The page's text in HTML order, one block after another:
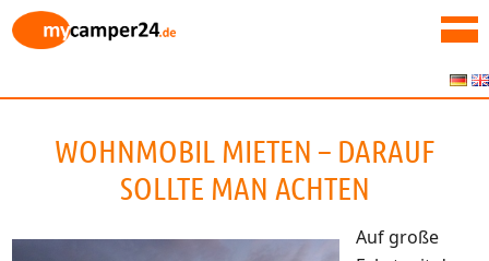
WOHNMOBIL MIETEN – DARAUF
SOLLTE MAN ACHTEN
Auf große